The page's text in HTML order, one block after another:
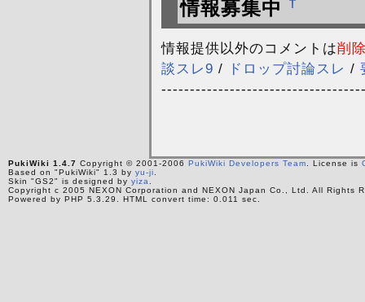
情報募集中
情報提供以外のコメントは削
談スレ9 / ドロップ討論スレ /
PukiWiki 1.4.7 Copyright © 2001-2006 PukiWiki Developers Team . License is
Based on "PukiWiki" 1.3 by yu-ji
Skin "GS2" is designed by yiza
Copyright c 2005 NEXON Corporation and NEXON Japan Co., Ltd. All Rights
Powered by PHP 5.3.29. HTML convert time: 0.011 sec.